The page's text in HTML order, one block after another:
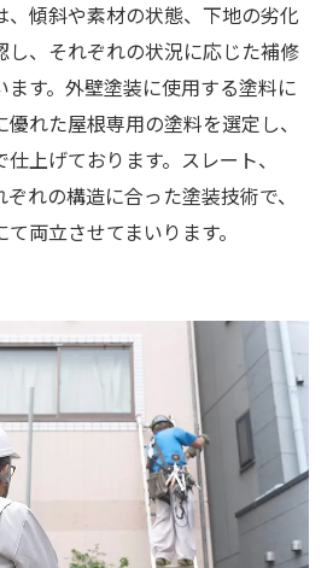
、傾斜や素材の状態、下地の劣化
し、それぞれの状況に応じた補修
す。外壁塗装に使用する塗料に
れた屋根専用の塗料を選定し、
上げております。スレート、
れの構造に合った塗装技術で、
両立させてまいります。